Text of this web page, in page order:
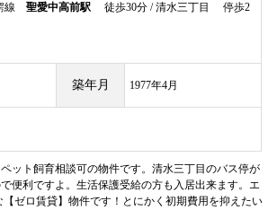
線 聖愛中高前駅 徒歩30分 / 清水三丁目 停歩2
築年月 1977年4月
ット飼育相談可の物件です。清水三丁目のバス停が
便利ですよ。生活保護受給の方も入居出来ます。エ
ゼロ賃貸】物件です！とにかく初期費用を抑えたい